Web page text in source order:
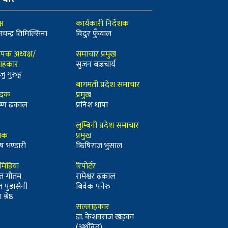
तिमिल्सिना
अध्यक्ष/
गुरुङ्ग
ढकाल
भण्डारी
गौतम
पुडासैनी
कार्यकारी निर्देशक
विदुर फुँयाल
समाचार प्रमुख
सुजन बज्रचार्य
बागमती प्रदेश समाचार
प्रमुख
प्रनिश थापा
लुम्बिनी प्रदेश समाचार
प्रमुख
ऋिषिराज भुसाल
रिपोर्टर
रामेश्वर ढकाल
बिवेक पनेरु
सल्लाहकार
डा. केशवराज खड्का